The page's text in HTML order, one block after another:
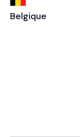
Belgique